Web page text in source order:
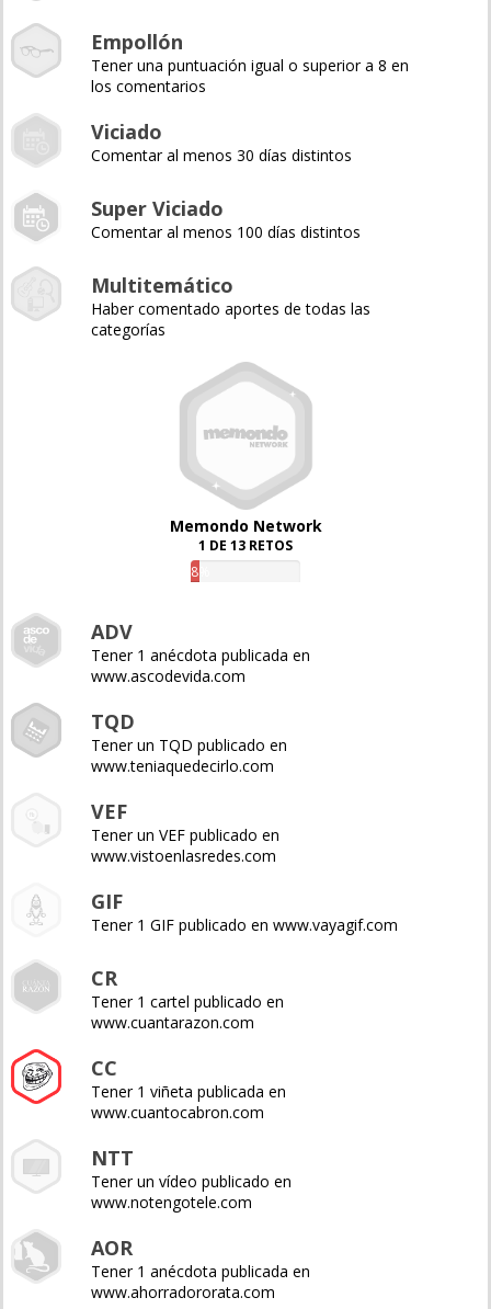
Empollón
Tener una puntuación igual o superior a 8 en
los comentarios
Viciado
Comentar al menos 30 días distintos
Super Viciado
Comentar al menos 100 días distintos
Multitemático
Haber comentado aportes de todas las
categorías
Memondo Network
1 DE 13 RETOS
8%
ADV
Tener 1 anécdota publicada en
www.ascodevida.com
TQD
Tener un TQD publicado en
www.teniaquedecirlo.com
VEF
Tener un VEF publicado en
www.vistoenlasredes.com
GIF
Tener 1 GIF publicado en www.vayagif.com
CR
Tener 1 cartel publicado en
www.cuantarazon.com
CC
Tener 1 viñeta publicada en
www.cuantocabron.com
NTT
Tener un vídeo publicado en
www.notengotele.com
AOR
Tener 1 anécdota publicada en
www.ahorradororata.com